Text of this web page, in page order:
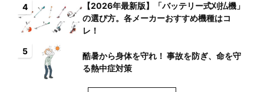
4
【2026年最新版】「バッテリー式刈払機」
の選び方。各メーカーおすすめ機種はコ
レ！
5
酷暑から身体を守れ！ 事故を防ぎ、命を守
る熱中症対策